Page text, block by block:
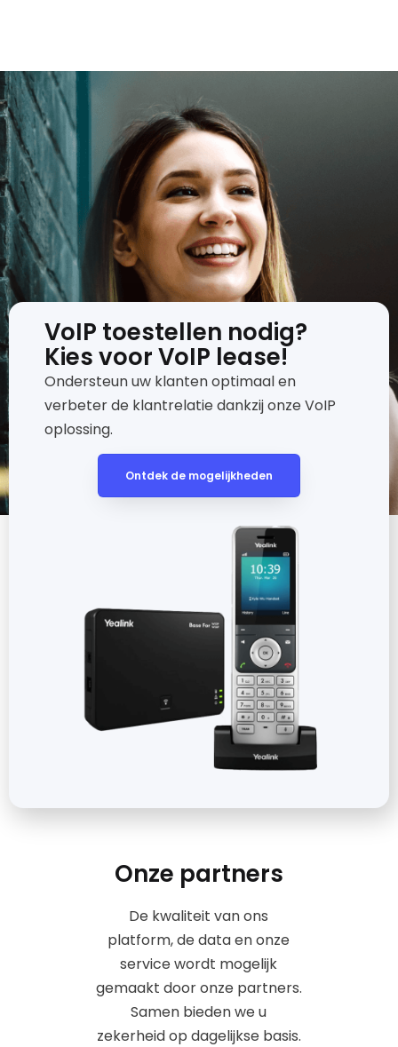
VoIP toestellen nodig?
Kies voor VoIP lease!
Ondersteun uw klanten optimaal en
verbeter de klantrelatie dankzij onze VoIP
oplossing.
Ontdek de mogelijkheden
Onze partners
De kwaliteit van ons
platform, de data en onze
service wordt mogelijk
gemaakt door onze partners.
Samen bieden we u
zekerheid op dagelijkse basis.